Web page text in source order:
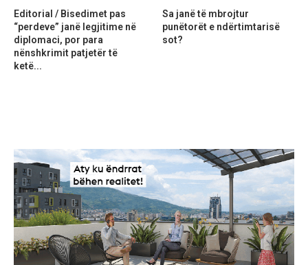
Editorial / Bisedimet pas
“perdeve” janë legjitime në
diplomaci, por para
nënshkrimit patjetër të
ketë...
Sa janë të mbrojtur
punëtorët e ndërtimtarisë
sot?